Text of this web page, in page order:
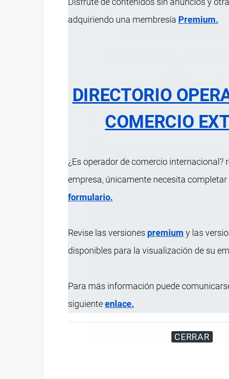
adquiriendo una membresía Premium.
DIRECTORIO
COMERCIO
¿Es operador de comercio internacional?
empresa, únicamente necesita completar
formulario.
Revise las versiones premium y las
disponibles para la visualización de su
Para más información puede
siguienteenlace.
CERRAR
07.06
ensalada,
comestibles
ÍNDICE DE
Miles de visitantes